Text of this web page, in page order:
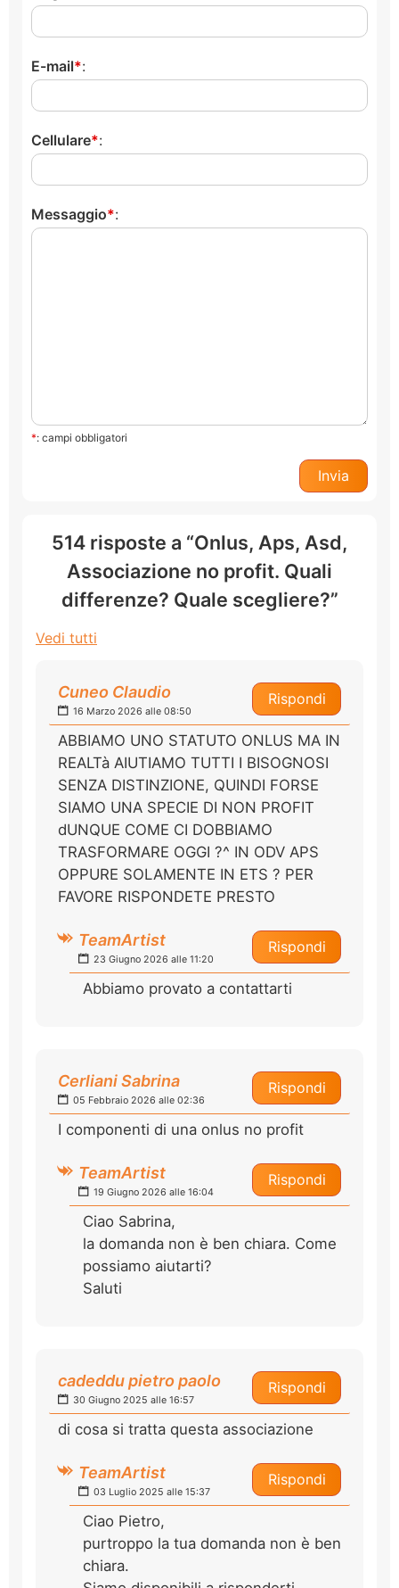
E-mail :
Cellulare :
Messaggio :
*: campi obbligatori
514 risposte a “Onlus, Aps, Asd,
Associazione no profit. Quali
differenze? Quale scegliere?”
Vedi tutti
Rispondi
Cuneo Claudio
16 Marzo 2026 alle 08:50
ABBIAMO UNO STATUTO ONLUS MA IN
REALTà AIUTIAMO TUTTI I BISOGNOSI
SENZA DISTINZIONE, QUINDI FORSE
SIAMO UNA SPECIE DI NON PROFIT
dUNQUE COME CI DOBBIAMO
TRASFORMARE OGGI ?^ IN ODV APS
OPPURE SOLAMENTE IN ETS ? PER
FAVORE RISPONDETE PRESTO
Rispondi
TeamArtist
23 Giugno 2026 alle 11:20
Abbiamo provato a contattarti
Rispondi
Cerliani Sabrina
05 Febbraio 2026 alle 02:36
I componenti di una onlus no profit
Rispondi
TeamArtist
19 Giugno 2026 alle 16:04
Ciao Sabrina,
la domanda non è ben chiara. Come
possiamo aiutarti?
Saluti
Rispondi
cadeddu pietro paolo
30 Giugno 2025 alle 16:57
di cosa si tratta questa associazione
Rispondi
TeamArtist
03 Luglio 2025 alle 15:37
Ciao Pietro,
purtroppo la tua domanda non è ben
chiara.